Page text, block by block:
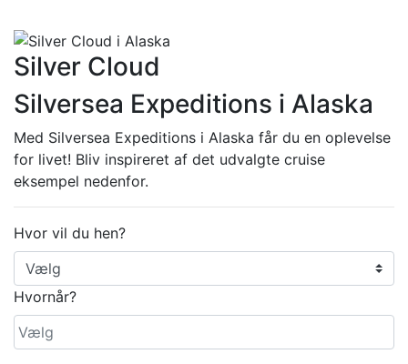
Silver Cloud
Silversea Expeditions i Alaska
Med Silversea Expeditions i Alaska får du en oplevelse
for livet! Bliv inspireret af det udvalgte cruise
eksempel nedenfor.
Hvor vil du hen?
Hvornår?